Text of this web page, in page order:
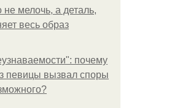
не мелочь, а деталь,
весь образ
почему
певицы вызвал споры